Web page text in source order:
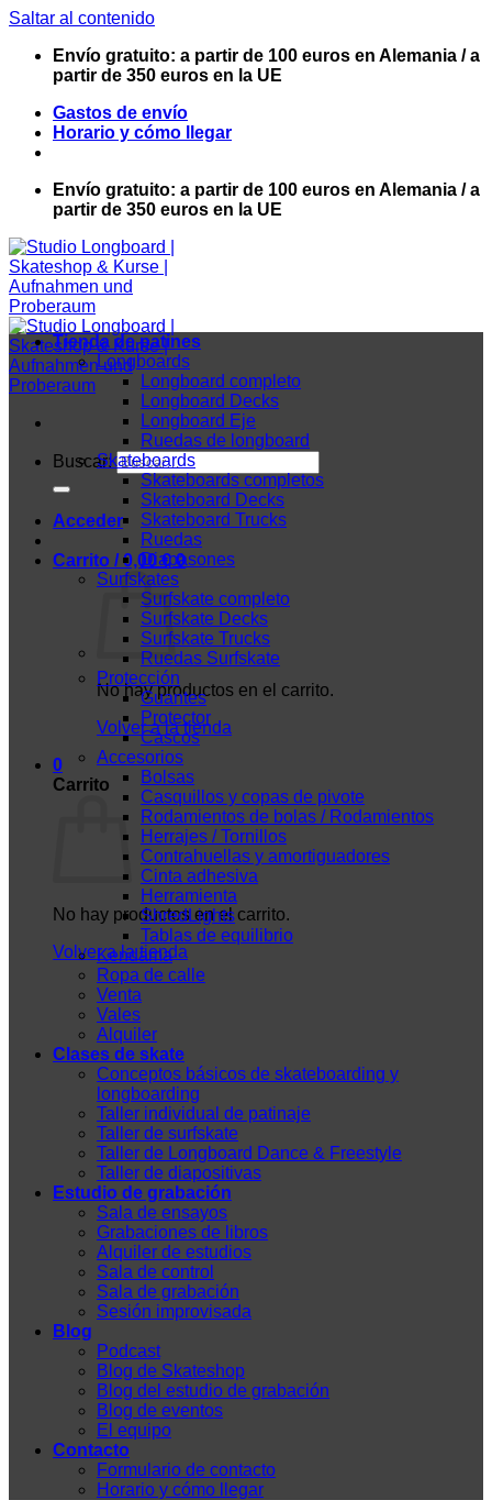
Saltar al contenido
Envío gratuito: a partir de 100 euros en Alemania / a
partir de 350 euros en la UE
Gastos de envío
Horario y cómo llegar
Envío gratuito: a partir de 100 euros en Alemania / a
partir de 350 euros en la UE
Buscar:
Acceder
Carrito /0,00€ 0
No hay productos en el carrito.
Volver a la tienda
0
Carrito
No hay productos en el carrito.
Volver a la tienda
Tienda de patines
Longboards
Longboard completo
Longboard Decks
Longboard Eje
Ruedas de longboard
Skateboards
Skateboards completos
Skateboard Decks
Skateboard Trucks
Ruedas
Diapasones
Surfskates
Surfskate completo
Surfskate Decks
Surfskate Trucks
Ruedas Surfskate
Protección
Guantes
Protector
Cascos
Accesorios
Bolsas
Casquillos y copas de pivote
Rodamientos de bolas / Rodamientos
Herrajes / Tornillos
Contrahuellas y amortiguadores
Cinta adhesiva
Herramienta
ShredLights
Tablas de equilibrio
Kendama
Ropa de calle
Venta
Vales
Alquiler
Clases de skate
Conceptos básicos de skateboarding y
longboarding
Taller individual de patinaje
Taller de surfskate
Taller de Longboard Dance & Freestyle
Taller de diapositivas
Estudio de grabación
Sala de ensayos
Grabaciones de libros
Alquiler de estudios
Sala de control
Sala de grabación
Sesión improvisada
Blog
Podcast
Blog de Skateshop
Blog del estudio de grabación
Blog de eventos
El equipo
Contacto
Formulario de contacto
Horario y cómo llegar